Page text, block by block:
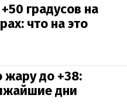
градусов на
что на это
жару до +38:
дни